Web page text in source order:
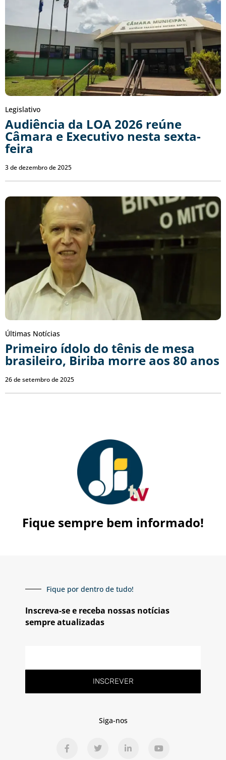
Legislativo
Audiência da LOA 2026 reúne
Câmara e Executivo nesta sexta-
feira
3 de dezembro de 2025
Últimas Notícias
Primeiro ídolo do tênis de mesa
brasileiro, Biriba morre aos 80 anos
26 de setembro de 2025
Fique sempre bem informado!
Fique por dentro de tudo!
Inscreva-se e receba nossas notícias
sempre atualizadas
INSCREVER
Siga-nos
a
w
i
o